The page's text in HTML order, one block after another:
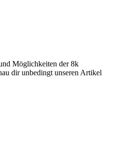
Möglichkeiten der 8k
dir unbedingt unseren Artikel